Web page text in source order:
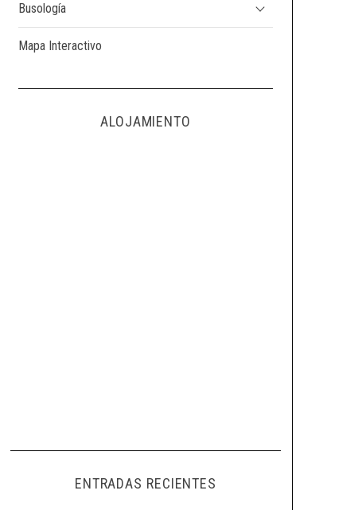
Busología
Mapa Interactivo
ALOJAMIENTO
ENTRADAS RECIENTES